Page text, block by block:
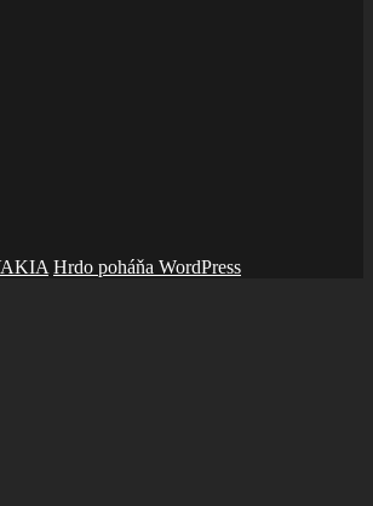
Hrdo poháňa WordPress